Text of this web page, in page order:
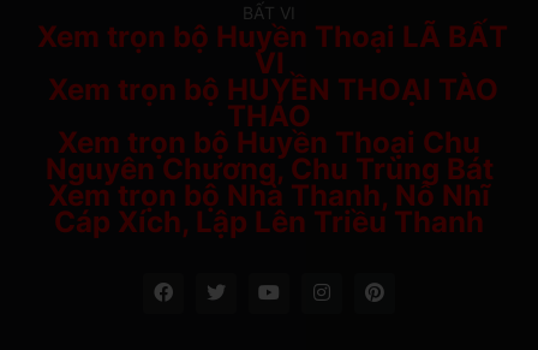
BẤT VI
Xem trọn bộ Huyền Thoại LÃ BẤT
VI
Xem trọn bộ HUYỀN THOẠI TÀO
THÁO
Xem trọn bộ Huyền Thoại Chu
Nguyên Chương, Chu Trùng Bát
Xem trọn bộ Nhà Thanh, Nỗ Nhĩ
Cáp Xích, Lập Lên Triều Thanh